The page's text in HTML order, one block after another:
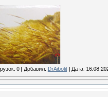
0 | Добавил: DrAibolit | Дата: